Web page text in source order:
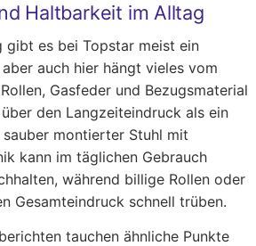
Haltbarkeit im Alltag
gibt es bei Topstar meist ein
auch hier hängt vieles vom
Gasfeder und Bezugsmaterial
den Langzeiteindruck als ein
montierter Stuhl mit
kann im täglichen Gebrauch
während billige Rollen oder
Gesamteindruck schnell trüben.
tauchen ähnliche Punkte